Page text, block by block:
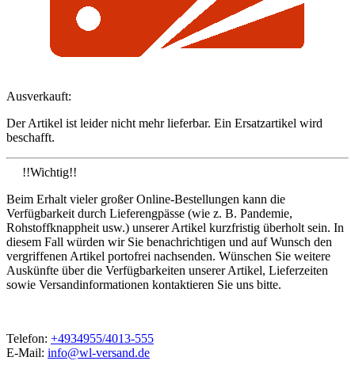
Ausverkauft:
Der Artikel ist leider nicht mehr lieferbar. Ein Ersatzartikel wird
beschafft.
!!Wichtig!!
Beim Erhalt vieler großer Online-Bestellungen kann die
Verfügbarkeit durch Lieferengpässe (wie z. B. Pandemie,
Rohstoffknappheit usw.) unserer Artikel kurzfristig überholt sein. In
diesem Fall würden wir Sie benachrichtigen und auf Wunsch den
vergriffenen Artikel portofrei nachsenden. Wünschen Sie weitere
Auskünfte über die Verfügbarkeiten unserer Artikel, Lieferzeiten
sowie Versandinformationen kontaktieren Sie uns bitte.
Telefon: +4934955/4013-555
E-Mail: info@wl-versand.de